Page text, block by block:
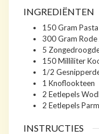
INGREDIËNTEN
150Gram
300Gram Rode
5
150Milliliter
1/2
1 Knoflookteen
2 Eetlepels
2 Eetlepels
INSTRUCTIES